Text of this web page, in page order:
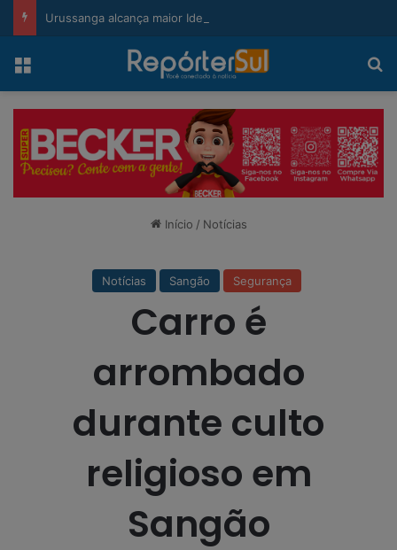
Menu
Início / Notícias
Notícias Sangão Segurança
Carro é
arrombado
durante culto
religioso em
Sangão